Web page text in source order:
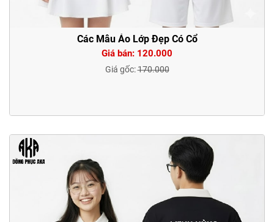
Các Mẫu Áo Lớp Đẹp Có Cổ
Giá bán: 120.000
Giá gốc:170.000